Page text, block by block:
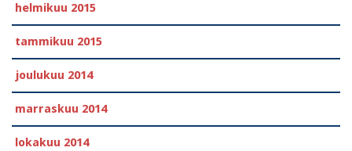
helmikuu 2015
tammikuu 2015
joulukuu 2014
marraskuu 2014
lokakuu 2014